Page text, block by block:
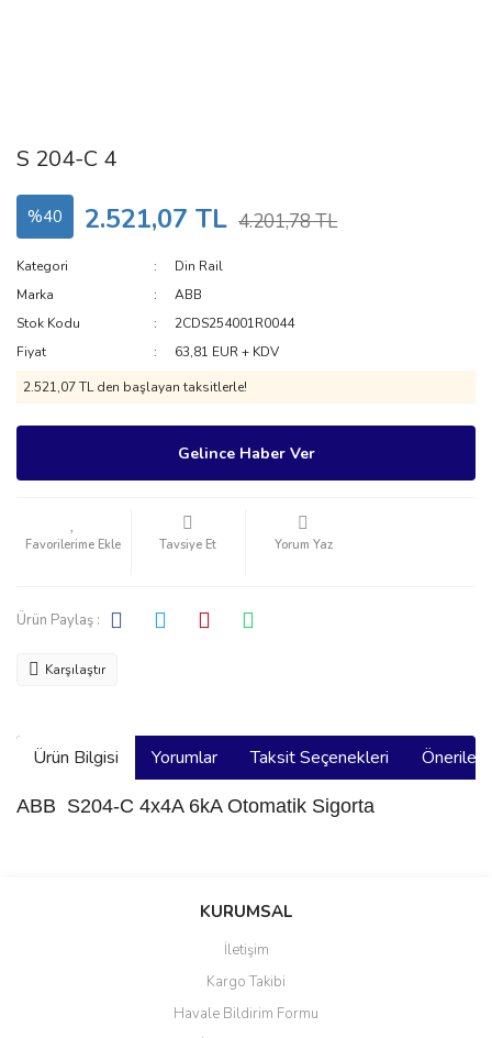
S 204-C 4
%40 2.521,07 TL 4.201,78 TL
Kategori
Din Rail
Marka
ABB
Stok Kodu
2CDS254001R0044
Fiyat
63,81 EUR + KDV
2.521,07 TL den başlayan taksitlerle!
Gelince Haber Ver
Tavsiye Et Yorum Yaz
Ürün Paylaş :
Karşılaştır
Ürün Bilgisi Yorumlar Taksit Seçenekleri
ABB S204-C 4x4A 6kA Otomatik Sigorta
Bu ürüne ilk yorumu siz yapın!
Ürün resmi kalitesiz, bozuk veya görüntülenemiyor.
Ürün açıklamasında eksik bilgiler bulunuyor.
KURUMSAL
İletişim
Kargo Takibi
Havale Bildirim Formu